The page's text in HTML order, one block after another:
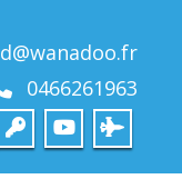
0466261963